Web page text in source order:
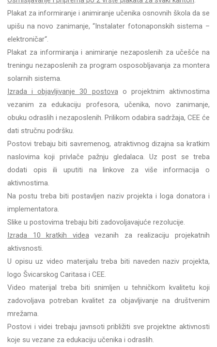
Plakat za informiranje i animiranje učenika osnovnih škola da se
upišu na novo zanimanje, “Instalater fotonaponskih sistema –
elektroničar“.
Plakat za informiranja i animiranje nezaposlenih za učešće na
treningu nezaposlenih za program osposobljavanja za montera
solarnih sistema.
Izrada i objavljivanje 30 postovao projektnim aktivnostima
vezanim za edukaciju profesora, učenika, novo zanimanje,
obuku odraslih i nezaposlenih. Prilikom odabira sadržaja, CEE će
dati stručnu podršku.
Postovi trebaju biti savremenog, atraktivnog dizajna sa kratkim
naslovima koji privlače pažnju gledalaca. Uz post se treba
dodati opis ili uputiti na linkove za više informacija o
aktivnostima.
Na postu treba biti postavljen naziv projekta i loga donatora i
implementatora.
Slike u postovima trebaju biti zadovoljavajuće rezolucije.
Izrada 10 kratkih videavezanih za realizaciju projekatnih
aktivsnosti.
U opisu uz video materijalu treba biti naveden naziv projekta,
logo Švicarskog Caritasa i CEE.
Video materijal treba biti snimljen u tehničkom kvalitetu koji
zadovoljava potreban kvalitet za objavljivanje na društvenim
mrežama.
Postovi i videi trebaju javnsoti približiti sve projektne aktivnosti
koje su vezane za edukaciju učenika i odraslih.